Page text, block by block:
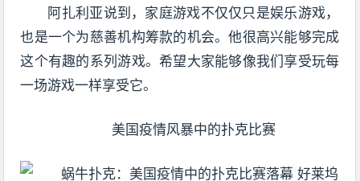
阿扎利亚说到，家庭游戏不仅仅只是娱乐游戏，
也是一个为慈善机构筹款的机会。他很高兴能够完成
这个有趣的系列游戏。希望大家能够像我们享受玩每
一场游戏一样享受它。
美国疫情风暴中的扑克比赛